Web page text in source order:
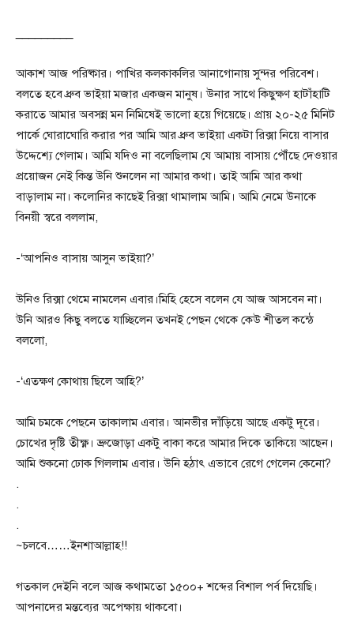
আকাশ আজ পরিষ্কার। পাখির কলকাকলির আনাগোনায় সুন্দর পরিবেশ।
বলতে হবে ধ্রুব ভাইয়া মজার একজন মানুষ। উনার সাথে কিছুক্ষণ হাটাঁহাটি
করাতে আমার অবসন্ন মন নিমিষেই ভালো হয়ে গিয়েছে। প্রায় ২০-২৫ মিনিট
পার্কে ঘোরাঘোরি করার পর আমি আর ধ্রুব ভাইয়া একটা রিক্সা নিয়ে বাসার
উদ্দেশ্যে গেলাম। আমি যদিও না বলেছিলাম যে আমায় বাসায় পৌঁছে দেওয়ার
প্রয়োজন নেই কিন্ত উনি শুনলেন না আমার কথা। তাই আমি আর কথা
বাড়ালাম না। কলোনির কাছেই রিক্সা থামালাম আমি। আমি নেমে উনাকে
বিনয়ী স্বরে বললাম,
-‘আপনিও বাসায় আসুন ভাইয়া?’
উনিও রিক্সা থেমে নামলেন এবার।মিহি হেসে বলেন যে আজ আসবেন না।
উনি আরও কিছু বলতে যাচ্ছিলেন তখনই পেছন থেকে কেউ শীতল কন্ঠে
বললো,
-‘এতক্ষণ কোথায় ছিলে আহি?’
আমি চমকে পেছনে তাকালাম এবার। আনভীর দাঁড়িয়ে আছে একটু দূরে।
চোখের দৃষ্টি তীক্ষ্ণ। ভ্রুজোড়া একটু বাকা করে আমার দিকে তাকিয়ে আছেন।
আমি শুকনো ঢোক গিললাম এবার। উনি হঠাৎ এভাবে রেগে গেলেন কেনো?
.
.
.
~চলবে……ইনশাআল্লাহ!!
গতকাল দেইনি বলে আজ কথামতো ১৫০০+ শব্দের বিশাল পর্ব দিয়েছি।
আপনাদের মন্তব্যের অপেক্ষায় থাকবো।